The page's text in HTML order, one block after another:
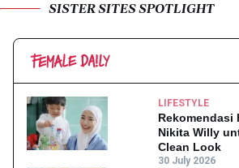
SISTER SITES SPOTLIGHT
LIFESTYLE
Rekomendasi
Nikita Willy
Clean Look
30 July 2026